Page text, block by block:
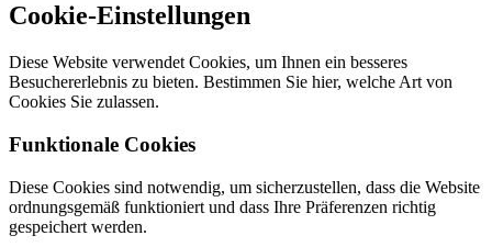
Cookie-Einstellungen
Diese Website verwendet Cookies, um Ihnen ein besseres
Besuchererlebnis zu bieten. Bestimmen Sie hier, welche Art von
Cookies Sie zulassen.
Funktionale Cookies
Diese Cookies sind notwendig, um sicherzustellen, dass die Website
ordnungsgemäß funktioniert und dass Ihre Präferenzen richtig
gespeichert werden.